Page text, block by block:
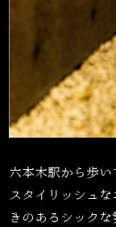
六本木駅から歩
スタイリッシュ
きのあるシック